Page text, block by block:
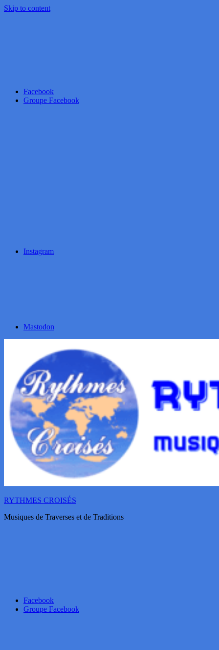
Skip to content
Facebook
Groupe Facebook
Instagram
Mastodon
RYTHMES CROISÉS
Musiques de Traverses et de Traditions
Facebook
Groupe Facebook